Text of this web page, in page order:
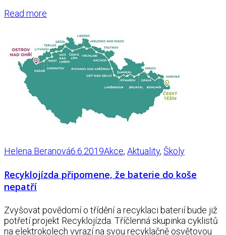
Read more
Helena Beranová6.6.2019Akce, Aktuality, Školy
Recyklojízda připomene, že baterie do koše
nepatří
Zvyšovat povědomí o třídění a recyklaci baterií bude již
potřetí projekt Recyklojízda. Tříčlenná skupinka cyklistů
na elektrokolech vyrazí na svou recyklačně osvětovou